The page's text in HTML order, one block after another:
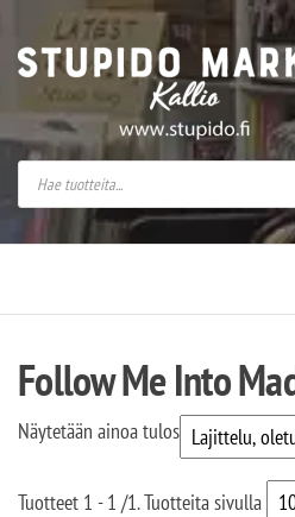
Stupido Market –
Follow Me Into
Näytetään ainoa tulos
Tuotteet 1 - 1 /1. Tuotteita sivulla